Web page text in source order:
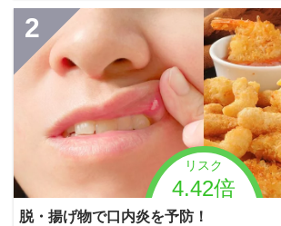
リスク
4.42倍
2
脱・揚げ物で口内炎を予防！